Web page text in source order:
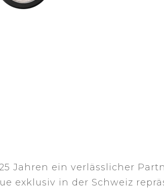
Jahren ein verlässlicher
exklusiv in der Schweiz